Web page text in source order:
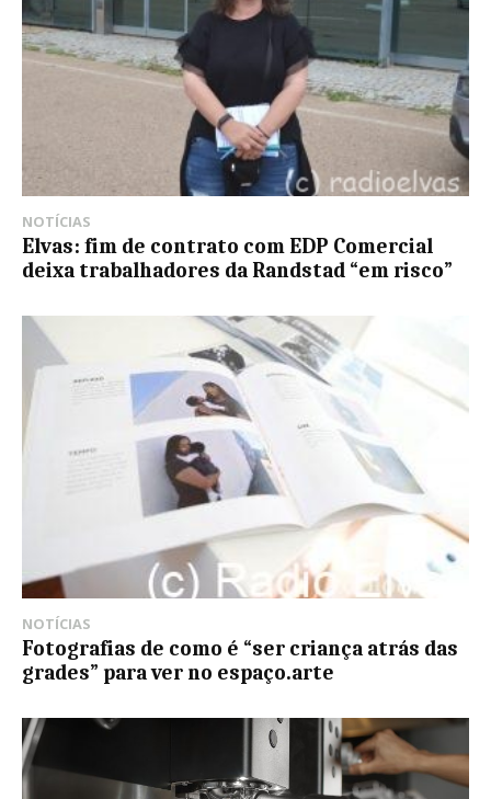
NOTÍCIAS
Elvas: fim de contrato com EDP Comercial
deixa trabalhadores da Randstad “em risco”
NOTÍCIAS
Fotografias de como é “ser criança atrás das
grades” para ver no espaço.arte